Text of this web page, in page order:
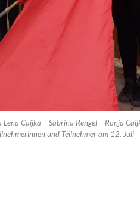
Caijka – Sabrina Rengel – Ronja
und Teilnehmer am 12. Juli